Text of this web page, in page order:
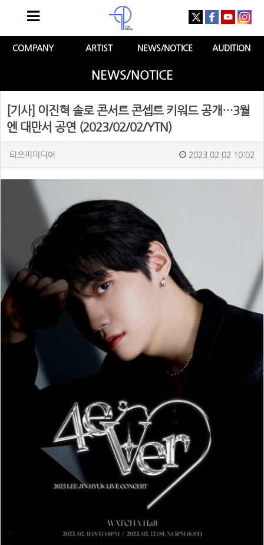
COMPANY ARTIST NEWS/NOTICE AUDITION
NEWS/NOTICE
[기사] 이진혁 솔로 콘서트 콘셉트 키워드 공개…3월
엔 대만서 공연 (2023/02/02/YTN)
티오피미디어 2023.02.02 10:02